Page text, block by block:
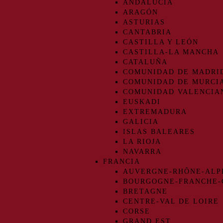
ANDALUCIA
ARAGÓN
ASTURIAS
CANTABRIA
CASTILLA Y LEÓN
CASTILLA-LA MANCHA
CATALUÑA
COMUNIDAD DE
COMUNIDAD DE
COMUNIDAD
EUSKADI
EXTREMADURA
GALICIA
ISLAS BALEARES
LA RIOJA
NAVARRA
FRANCIA
AUVERGNE-RHÔNE-
BOURGOGNE-FRANCHE-
BRETAGNE
CENTRE-VAL DE LOIRE
CORSE
GRAND EST